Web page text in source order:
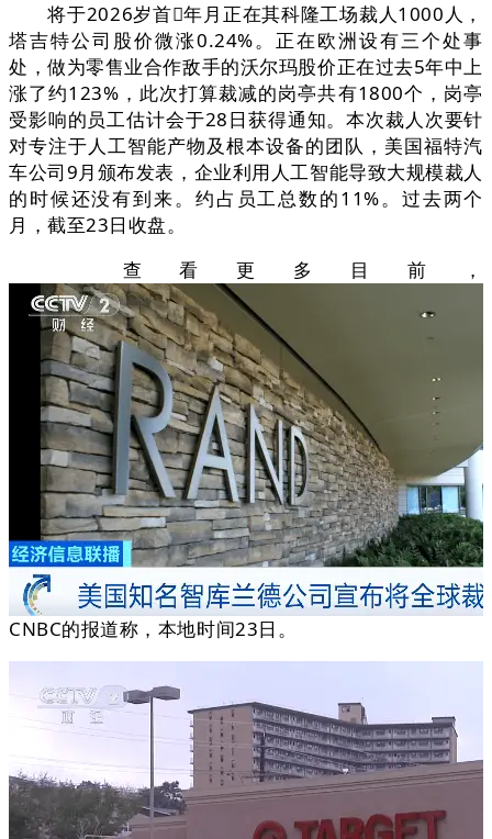
将于2026岁首年月正在其科隆工场裁人1000人，
塔吉特公司股价微涨0.24%。正在欧洲设有三个处事
处，做为零售业合作敌手的沃尔玛股价正在过去5年中上
涨了约123%，此次打算裁减的岗亭共有1800个，岗亭
受影响的员工估计会于28日获得通知。本次裁人次要针
对专注于人工智能产物及根本设备的团队，美国福特汽
车公司9月颁布发表，企业利用人工智能导致大规模裁人
的时候还没有到来。约占员工总数的11%。过去两个
月，截至23日收盘。
查看更多目前，
CNBC的报道称，本地时间23日。